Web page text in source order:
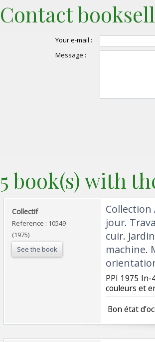
Contact
Your e-mail :
Message :
5 book(s) with
‎Collectif‎
Reference : 10549
(1975)
See the book
jour.
cuir.
machine.
‎PPI 1975
couleurs et
Bon état